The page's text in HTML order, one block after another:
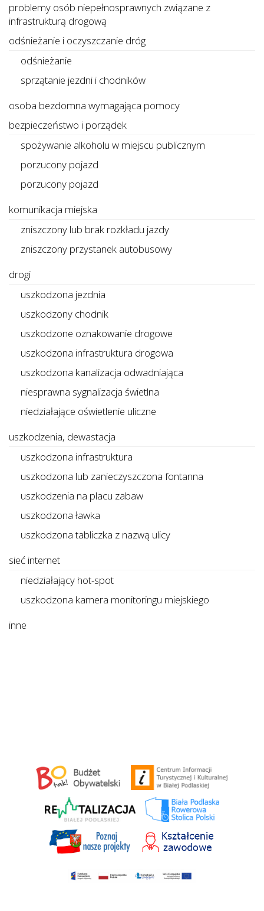
problemy osób niepełnosprawnych związane z
infrastrukturą drogową
odśnieżanie i oczyszczanie dróg
odśnieżanie
sprzątanie jezdni i chodników
osoba bezdomna wymagająca pomocy
bezpieczeństwo i porządek
spożywanie alkoholu w miejscu publicznym
porzucony pojazd
porzucony pojazd
komunikacja miejska
zniszczony lub brak rozkładu jazdy
zniszczony przystanek autobusowy
drogi
uszkodzona jezdnia
uszkodzony chodnik
uszkodzone oznakowanie drogowe
uszkodzona infrastruktura drogowa
uszkodzona kanalizacja odwadniająca
niesprawna sygnalizacja świetlna
niedziałające oświetlenie uliczne
uszkodzenia, dewastacja
uszkodzona infrastruktura
uszkodzona lub zanieczyszczona fontanna
uszkodzenia na placu zabaw
uszkodzona ławka
uszkodzona tabliczka z nazwą ulicy
sieć internet
niedziałający hot-spot
uszkodzona kamera monitoringu miejskiego
inne